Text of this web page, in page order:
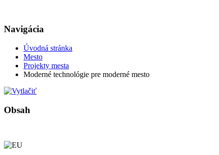
Navigácia
Úvodná stránka
Mesto
Projekty mesta
Moderné technológie pre moderné mesto
Obsah